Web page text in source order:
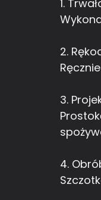
1.
2.
3.
4.